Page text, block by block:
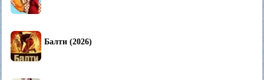
Балти (2026)